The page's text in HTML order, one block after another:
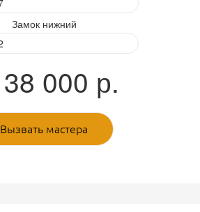
Замок нижний
38 000 р.
Вызвать мастера